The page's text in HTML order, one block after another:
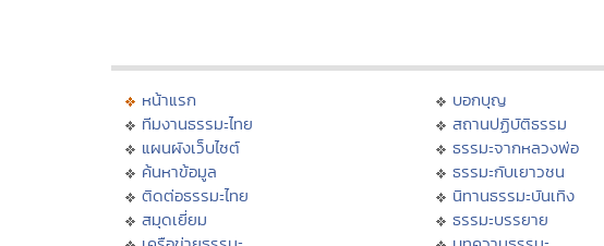
หน้าแรก
ทีมงานธรรมะไทย
แผนผังเว็บไซต์
ค้นหาข้อมูล
ติดต่อธรรมะไทย
สมุดเยี่ยม
บอกบุญ
สถานปฏิบัติธรรม
ธรรมะจากหลวงพ่อ
ธรรมะกับเยาวชน
นิทานธรรมะบันเทิง
ธรรมะบรรยาย